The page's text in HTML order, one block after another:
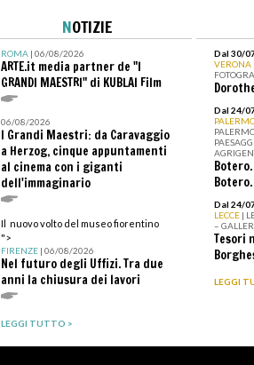
NOTIZIE
ROMA| 06/08/2026
ARTE.it media partner de "I
GRANDI MAESTRI" di KUBLAI Film
06/08/2026
I Grandi Maestri: da Caravaggio
a Herzog, cinque appuntamenti
al cinema con i giganti
dell'immaginario
Il nuovo volto del museo fiorentino
">
FIRENZE| 06/08/2026
Nel futuro degli Uffizi. Tra due
anni la chiusura dei lavori
LEGGI TUTTO >
Dal 30/
VERONA
Dal 24/
Dal 24/
LECCE |
–
Tesori
LEGGI